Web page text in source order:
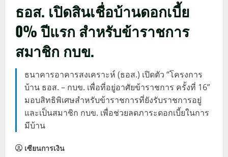
ธอส. เปิดสินเชื่อบ้านดอกเบี้ย
0% ปีแรก สำหรับข้าราชการ
สมาชิก กบข.
ธนาคารอาคารสงเคราะห์ (ธอส.) เปิดตัว “โครงการ
บ้าน ธอส. – กบข. เพื่อที่อยู่อาศัยข้าราชการ ครั้งที่ 16”
มอบสิทธิพิเศษสำหรับข้าราชการที่ยังรับราชการอยู่
และเป็นสมาชิก กบข. เพื่อช่วยลดภาระดอกเบี้ยในการ
มีบ้าน
เซียนการเงิน